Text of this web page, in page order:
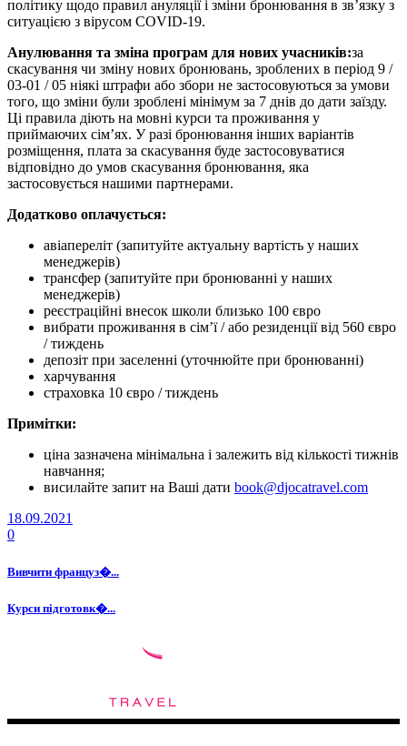
політику щодо правил ануляції і зміни бронювання в зв’язку з
ситуацією з вірусом COVID-19.
Анулювання та зміна програм для нових учасників:за
скасування чи зміну нових бронювань, зроблених в період 9 /
03-01 / 05 ніякі штрафи або збори не застосовуються за умови
того, що зміни були зроблені мінімум за 7 днів до дати заїзду.
Ці правила діють на мовні курси та проживання у
приймаючих сім’ях. У разі бронювання інших варіантів
розміщення, плата за скасування буде застосовуватися
відповідно до умов скасування бронювання, яка
застосовується нашими партнерами.
Додатково оплачується:
авіапереліт (запитуйте актуальну вартість у наших
менеджерів)
трансфер (запитуйте при бронюванні у наших
менеджерів)
реєстраційні внесок школи близько 100 євро
вибрати проживання в сім’ї / або резиденції від 560 євро
/ тиждень
депозіт при заселенні (уточнюйте при бронюванні)
харчування
cтраховка 10 євро / тиждень
Примітки:
ціна зазначена мінімальна і залежить від кількості тижнів
навчання;
висилайте запит на Ваші дати book@djocatravel.com
18.09.2021
0
Вивчити француз�...
Курси підготовк�...